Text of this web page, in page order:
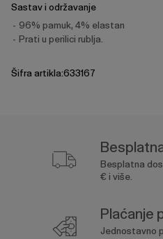
Sastav i održavanje
96% pamuk, 4% elastan
Prati u perilici rublja.
Šifra artikla:633167
Besplatna
€ i više.
Plaćanje
Jednostavno